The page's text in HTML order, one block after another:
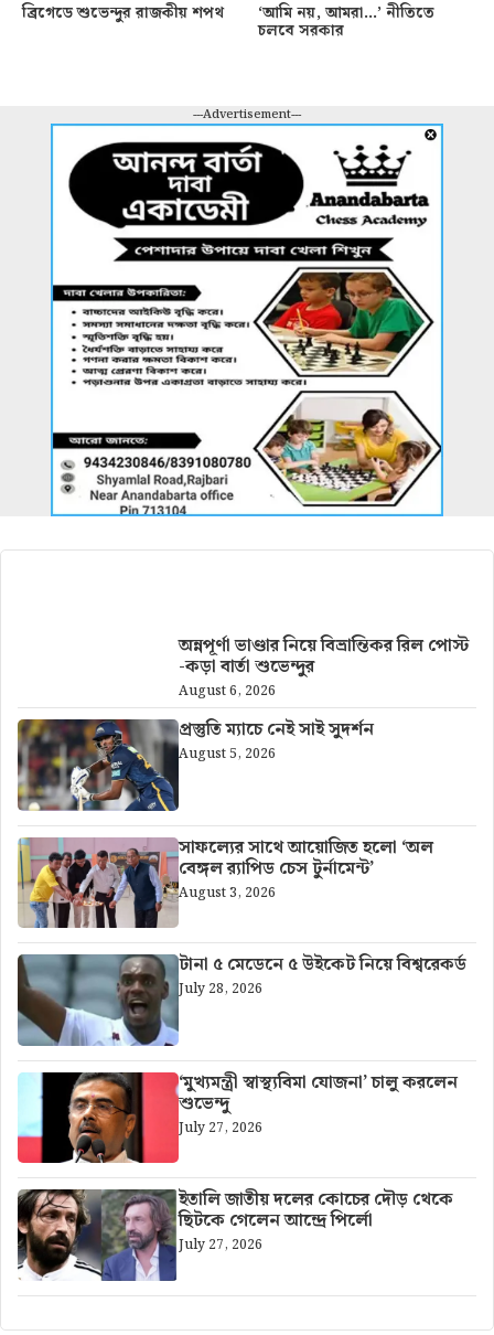
ব্রিগেডে শুভেন্দুর রাজকীয় শপথ ‘আমি নয়, আমরা…’ নীতিতে
চলবে সরকার
---Advertisement---
অন্নপূর্ণা ভাণ্ডার নিয়ে বিভ্রান্তিকর রিল পোস্ট
-কড়া বার্তা শুভেন্দুর
August 6, 2026
প্রস্তুতি ম্যাচে নেই সাই সুদর্শন
August 5, 2026
সাফল্যের সাথে আয়োজিত হলো ‘অল
বেঙ্গল র‍্যাপিড চেস টুর্নামেন্ট’
August 3, 2026
টানা ৫ মেডেনে ৫ উইকেট নিয়ে বিশ্বরেকর্ড
July 28, 2026
‘মুখ্যমন্ত্রী স্বাস্থ্যবিমা যোজনা’ চালু করলেন
শুভেন্দু
July 27, 2026
ইতালি জাতীয় দলের কোচের দৌড় থেকে
ছিটকে গেলেন আন্দ্রে পির্লো
July 27, 2026